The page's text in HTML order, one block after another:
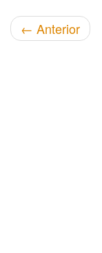
← Anterior